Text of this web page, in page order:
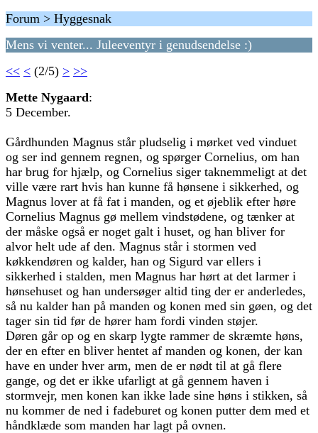
Forum > Hyggesnak
Mens vi venter... Juleeventyr i genudsendelse :)
<< < (2/5) > >>
Mette Nygaard:
5 December.
Gårdhunden Magnus står pludselig i mørket ved vinduet
og ser ind gennem regnen, og spørger Cornelius, om han
har brug for hjælp, og Cornelius siger taknemmeligt at det
ville være rart hvis han kunne få hønsene i sikkerhed, og
Magnus lover at få fat i manden, og et øjeblik efter høre
Cornelius Magnus gø mellem vindstødene, og tænker at
der måske også er noget galt i huset, og han bliver for
alvor helt ude af den. Magnus står i stormen ved
køkkendøren og kalder, han og Sigurd var ellers i
sikkerhed i stalden, men Magnus har hørt at det larmer i
hønsehuset og han undersøger altid ting der er anderledes,
så nu kalder han på manden og konen med sin gøen, og det
tager sin tid før de hører ham fordi vinden støjer.
Døren går op og en skarp lygte rammer de skræmte høns,
der en efter en bliver hentet af manden og konen, der kan
have en under hver arm, men de er nødt til at gå flere
gange, og det er ikke ufarligt at gå gennem haven i
stormvejr, men konen kan ikke lade sine høns i stikken, så
nu kommer de ned i fadeburet og konen putter dem med et
håndklæde som manden har lagt på ovnen.